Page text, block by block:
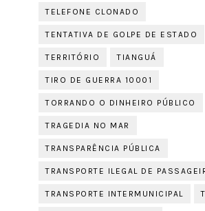
TELEFONE CLONADO
TENTATIVA DE GOLPE DE ESTADO
TERRITÓRIO TIANGUÁ
TIRO DE GUERRA 10001
TORRANDO O DINHEIRO PÚBLICO
TRAGEDIA NO MAR
TRANSPARÊNCIA PÚBLICA
TRANSPORTE ILEGAL DE
TRANSPORTE INTERMUNICIPAL